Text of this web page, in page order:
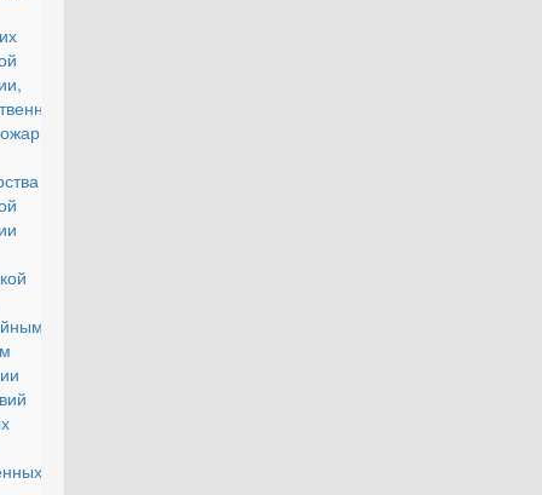
дел
по
и
и